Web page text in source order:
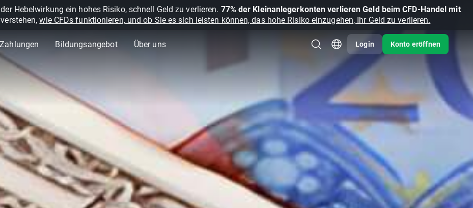
Hebelwirkung ein hohes Risiko, schnell Geld zu verlieren. 77% der Kleinanlegerkonten verlieren Geld beim CFD-Handel mit
wie CFDs funktionieren, und ob Sie es sich leisten können, das hohe Risiko einzugehen, Ihr Geld zu verlieren.
Bildungsangebot Über uns Login Konto eröffnen